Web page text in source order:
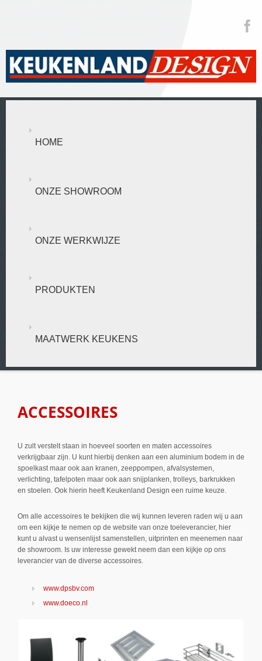
HOME
ONZE SHOWROOM
ONZE WERKWIJZE
PRODUKTEN
MAATWERK KEUKENS
ACCESSOIRES
U zult verstelt staan in hoeveel soorten en maten accessoires
verkrijgbaar zijn. U kunt hierbij denken aan een aluminium bodem in de
spoelkast maar ook aan kranen, zeeppompen, afvalsystemen,
verlichting, tafelpoten maar ook aan snijplanken, trolleys, barkrukken
en stoelen. Ook hierin heeft Keukenland Design een ruime keuze.
Om alle accessoires te bekijken die wij kunnen leveren raden wij u aan
om een kijkje te nemen op de website van onze toeleverancier, hier
kunt u alvast u wensenlijst samenstellen, uitprinten en meenemen naar
de showroom. Is uw interesse gewekt neem dan een kijkje op ons
leverancier van de diverse accessoires.
www.dpsbv.com
www.doeco.nl